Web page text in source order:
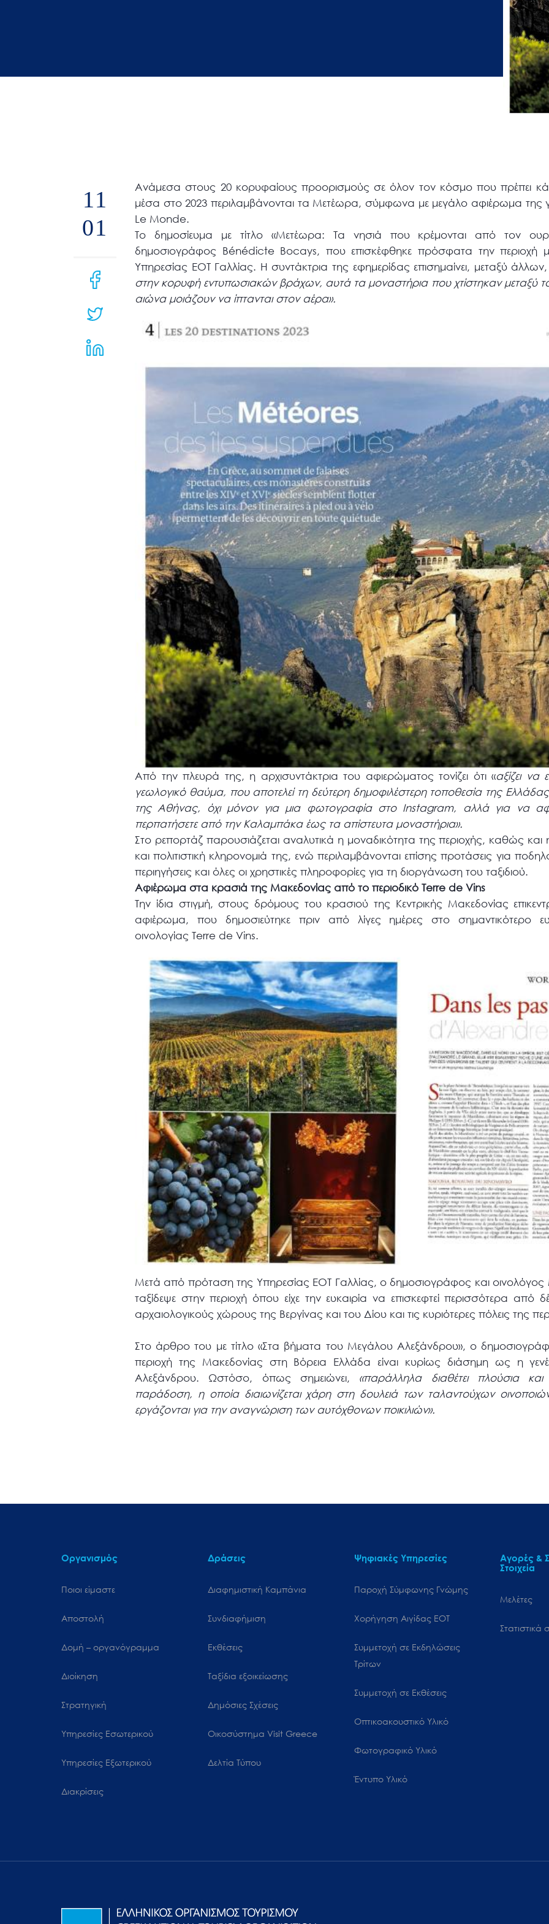
11
01
Ανάμεσα στους 20 κορυφαίους προορισμούς σε όλον τον κόσμο που πρέπει
μέσα στο 2023 περιλαμβάνονται τα Μετέωρα, σύμφωνα με μεγάλο αφιέρωμα της
Le Monde.
Το δημοσίευμα με τίτλο «Μετέωρα: Τα νησιά που κρέμονται από τον
δημοσιογράφος Bénédicte Bocays, που επισκέφθηκε πρόσφατα την περιοχή
Υπηρεσίας ΕΟΤ Γαλλίας. Η συντάκτρια της εφημερίδας επισημαίνει, μεταξύ
στην κορυφή εντυπωσιακών βράχων, αυτά τα μοναστήρια που χτίστηκαν μεταξύ
αιώνα μοιάζουν να ίπτανται στον αέρα».
Από την πλευρά της, η αρχισυντάκτρια του αφιερώματος τονίζει ότι «αξίζει να
γεωλογικό θαύμα, που αποτελεί τη δεύτερη δημοφιλέστερη τοποθεσία της
της Αθήνας, όχι μόνον για μια φωτογραφία στο Instagram, αλλά για να
περπατήσετε από την Καλαμπάκα έως τα απίστευτα μοναστήρια».
Στο ρεπορτάζ παρουσιάζεται αναλυτικά η μοναδικότητα της περιοχής, καθώς και
και πολιτιστική κληρονομιά της, ενώ περιλαμβάνονται επίσης προτάσεις για
περιηγήσεις και όλες οι χρηστικές πληροφορίες για τη διοργάνωση του ταξιδιού.
Αφιέρωμα στα κρασιά της Μακεδονίας από το περιοδικό Terre de Vins
Την ίδια στιγμή, στους δρόμους του κρασιού της Κεντρικής Μακεδονίας
αφιέρωμα, που δημοσιεύτηκε πριν από λίγες ημέρες στο σημαντικότερο
οινολογίας Terre de Vins.
Μετά από πρόταση της Υπηρεσίας ΕΟΤ Γαλλίας, ο δημοσιογράφος και
ταξίδεψε στην περιοχή όπου είχε την ευκαιρία να επισκεφτεί περισσότερα από
αρχαιολογικούς χώρους της Βεργίνας και του Δίου και τις κυριότερες πόλεις της
Στο άρθρο του με τίτλο «Στα βήματα του Μεγάλου Αλεξάνδρου», ο
περιοχή της Μακεδονίας στη Βόρεια Ελλάδα είναι κυρίως διάσημη ως η
Αλεξάνδρου. Ωστόσο, όπως σημειώνει, «παράλληλα διαθέτει πλούσια και
παράδοση, η οποία διαιωνίζεται χάρη στη δουλειά των ταλαντούχων
εργάζονται για την αναγνώριση των αυτόχθονων ποικιλιών».
Οργανισμός
Ποιοι είμαστε
Αποστολή
Δομή – οργανόγραμμα
Διοίκηση
Στρατηγική
Υπηρεσίες Εσωτερικού
Υπηρεσίες Εξωτερικού
Διακρίσεις
Δράσεις
Διαφημιστική Καμπάνια
Συνδιαφήμιση
Εκθέσεις
Ταξίδια εξοικείωσης
Δημόσιες Σχέσεις
Oικοσύστημα Visit Greece
Δελτία Τύπου
Ψηφιακές Υπηρεσίες
Παροχή Σύμφωνης Γνώμης
Χορήγηση Αιγίδας ΕΟΤ
Συμμετοχή σε Εκδηλώσεις
Τρίτων
Συμμετοχή σε Εκθέσεις
Οπτικοακουστικό Υλικό
Φωτογραφικό Υλικό
Έντυπο Υλικό
Αγορές &
Στοιχεία
Μελέτες
Στατιστικά